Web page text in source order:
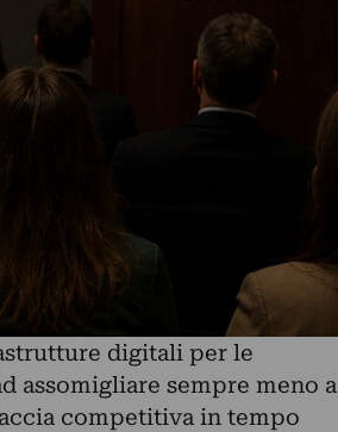
digitali per le
assomigliare sempre meno a
competitiva in tempo